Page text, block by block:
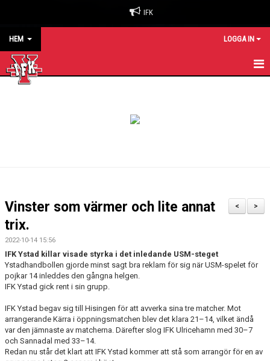
IFK
HEM LOGGA IN
KALENDER
KONTAKT
SPONSORER
>
<
Vinster som värmer och lite annat
trix.
2022-10-14 15:56
IFK Ystad killar visade styrka i det inledande USM-steget
Ystadhandbollen gjorde minst sagt bra reklam för sig när USM-spelet för
pojkar 14 inleddes den gångna helgen.
IFK Ystad gick rent i sin grupp.
IFK Ystad begav sig till Hisingen för att avverka sina tre matcher. Mot
arrangerande Kärra i öppningsmatchen blev det klara 21–14, vilket ändå
var den jämnaste av matcherna. Därefter slog IFK Ulricehamn med 30–7
och Sannadal med 33–14.
Redan nu står det klart att IFK Ystad kommer att stå som arrangör för en av